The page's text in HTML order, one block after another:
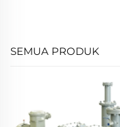
SEMUA PRODUK